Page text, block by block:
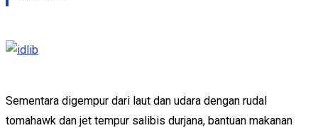
Sementara digempur dari laut dan udara dengan rudal
tomahawk dan jet tempur salibis durjana, bantuan makanan